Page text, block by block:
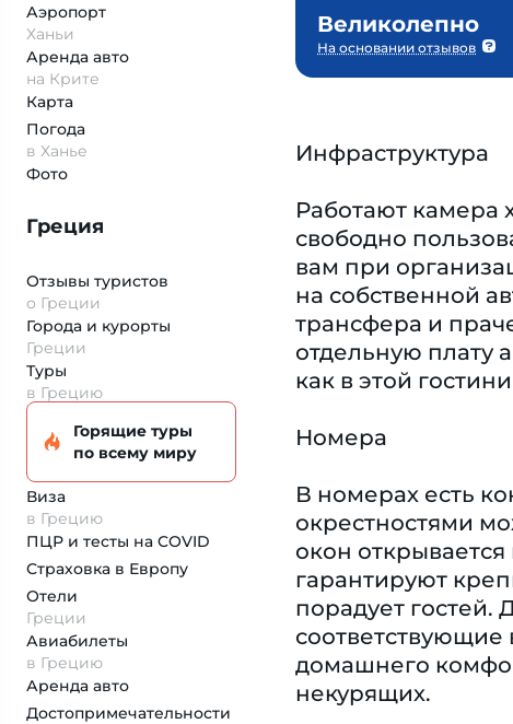
Аэропорт
Ханьи
Аренда авто
на Крите
Карта
Погода
в Ханье
Фото
Греция
Отзывы туристов
о Греции
Города и курорты
Греции
Туры
в Грецию
Горящие туры
по всему миру
Виза
в Грецию
ПЦР и тесты на COVID
Страховка в Европу
Отели
Греции
Авиабилеты
в Грецию
Аренда авто
Достопримеча­тельности
Великолепно
На основании отзывов
Инфраструктура
Работают камера
свободно
вам при
на собственной
трансфера и
отдельную плату
как в этой
Номера
В номерах есть
окрестностями
окон
гарантируют
порадует гостей.
домашнего
некурящих.